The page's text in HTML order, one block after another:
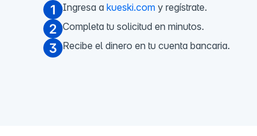
Ingresa a kueski.com y regístrate.
Completa tu solicitud en minutos.
Recibe el dinero en tu cuenta bancaria.